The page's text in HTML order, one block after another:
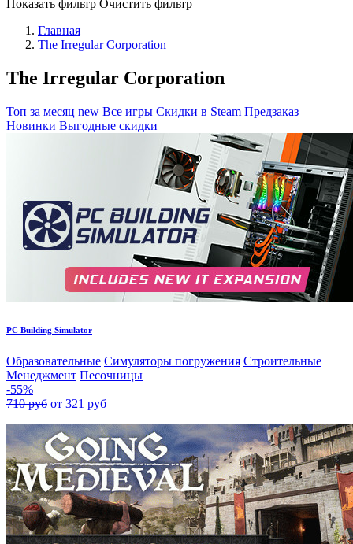
Показать фильтр Очистить фильтр
Главная
The Irregular Corporation
The Irregular Corporation
Топ за месяц new Все игры Скидки в Steam Предзаказ
Новинки Выгодные скидки
PC Building Simulator
Образовательные Симуляторы погружения Строительные
Менеджмент Песочницы
-55%
710 руб от 321 руб